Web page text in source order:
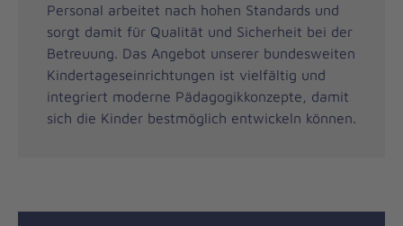
Personal arbeitet nach hohen Standards und
sorgt damit für Qualität und Sicherheit bei der
Betreuung. Das Angebot unserer bundesweiten
Kindertageseinrichtungen ist vielfältig und
integriert moderne Pädagogikkonzepte, damit
sich die Kinder bestmöglich entwickeln können.